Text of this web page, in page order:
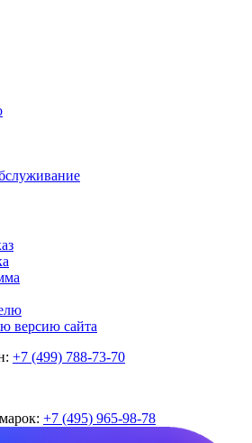
версию сайта
+7 (499) 788-73-70
+7 (495) 965-98-78